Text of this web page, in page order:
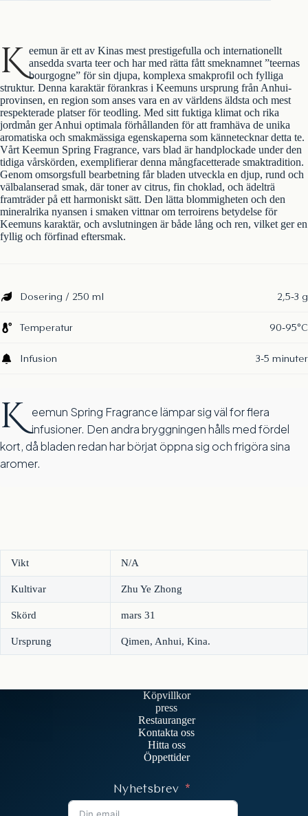
K eemun är ett av Kinas mest prestigefulla och internationellt
ansedda svarta teer och har med rätta fått smeknamnet ”teernas
bourgogne” för sin djupa, komplexa smakprofil och fylliga
struktur. Denna karaktär förankras i Keemuns ursprung från Anhui-
provinsen, en region som anses vara en av världens äldsta och mest
respekterade platser för teodling. Med sitt fuktiga klimat och rika
jordmån ger Anhui optimala förhållanden för att framhäva de unika
aromatiska och smakmässiga egenskaperna som kännetecknar detta te.
Vårt Keemun Spring Fragrance, vars blad är handplockade under den
tidiga vårskörden, exemplifierar denna mångfacetterade smaktradition.
Genom omsorgsfull bearbetning får bladen utveckla en djup, rund och
välbalanserad smak, där toner av citrus, fin choklad, och ädelträ
framträder på ett harmoniskt sätt. Den lätta blommigheten och den
mineralrika nyansen i smaken vittnar om terroirens betydelse för
Keemuns karaktär, och avslutningen är både lång och ren, vilket ger en
fyllig och förfinad eftersmak.
Dosering / 250 ml 2,5-3 g
Temperatur 90-95°C
Infusion 3-5 minuter
K
eemun Spring Fragrance lämpar sig väl for flera
infusioner. Den andra bryggningen hålls med fördel
kort, då bladen redan har börjat öppna sig och frigöra sina
aromer.
Vikt N/A
Kultivar Zhu Ye Zhong
Skörd mars 31
Ursprung Qimen, Anhui, Kina.
Köpvillkor
press
Restauranger
Kontakta oss
Hitta oss
Öppettider
Nyhetsbrev